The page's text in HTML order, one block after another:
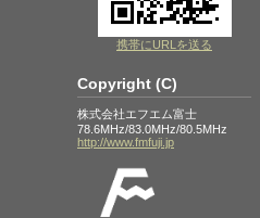
携帯にURLを送る
Copyright (C)
株式会社エフエム富士
78.6MHz/83.0MHz/80.5MHz
http://www.fmfuji.jp